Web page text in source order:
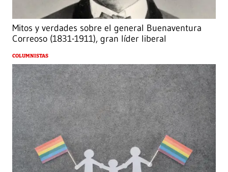
Mitos y verdades sobre el general Buenaventura
Correoso (1831-1911), gran líder liberal
COLUMNISTAS